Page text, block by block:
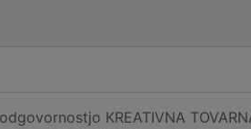
KREATIVNA